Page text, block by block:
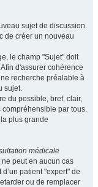
sujet de discussion.
de créer un nouveau
le champ "Sujet" doit
d'assurer cohérence
recherche préalable à
sujet.
du possible, bref, clair,
compréhensible par tous.
plus grande
médicale
ne peut en aucun cas
patient "expert" de
ou de remplacer